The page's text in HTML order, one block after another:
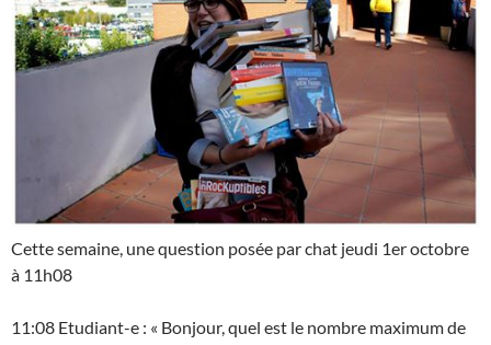
Cette semaine, une question posée par chat jeudi 1er octobre
à 11h08
11:08 Etudiant-e : « Bonjour, quel est le nombre maximum de